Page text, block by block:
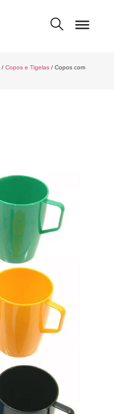
/ Copos e Tigelas/ Copos com